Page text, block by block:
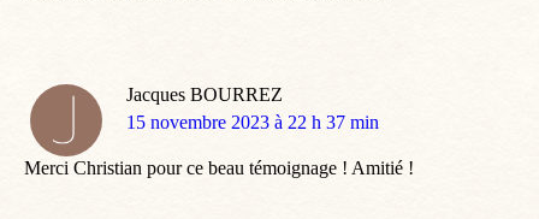
Jacques BOURREZ
dit
15 novembre 2023 à 22 h 37 min
Merci Christian pour ce beau témoignage ! Amitié !